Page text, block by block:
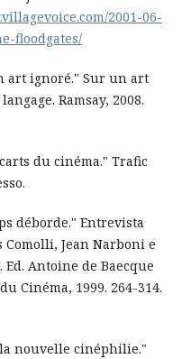
2001-06-
floodgates/
art ignoré." Sur un art
Ramsay, 2008.
du cinéma." Trafic
déborde." Entrevista
Comolli, Jean Narboni e
Antoine de Baecque
Cinéma, 1999. 264-314.
la nouvelle cinéphilie."